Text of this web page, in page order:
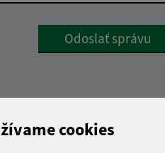
cookies
Google reCaptcha Response
Odoslať správu